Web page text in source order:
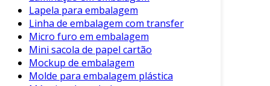
Lapela para embalagem
Linha de embalagem com transfer
Micro furo em embalagem
Mini sacola de papel cartão
Mockup de embalagem
Molde para embalagem plástica